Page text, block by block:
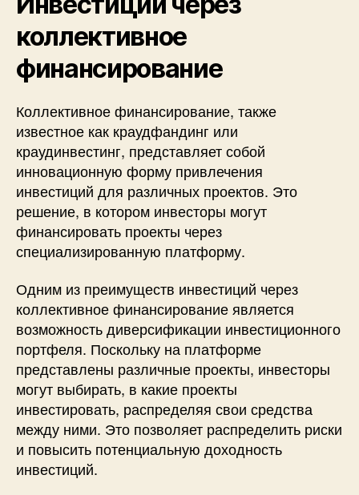
коллективное
финансирование
Коллективное финансирование, также
известное как краудфандинг или
краудинвестинг, представляет собой
инновационную форму привлечения
инвестиций для различных проектов. Это
решение, в котором инвесторы могут
финансировать проекты через
специализированную платформу.
Одним из преимуществ инвестиций через
коллективное финансирование является
возможность диверсификации инвестиционного
портфеля. Поскольку на платформе
представлены различные проекты, инвесторы
могут выбирать, в какие проекты
инвестировать, распределяя свои средства
между ними. Это позволяет распределить риски
и повысить потенциальную доходность
инвестиций.